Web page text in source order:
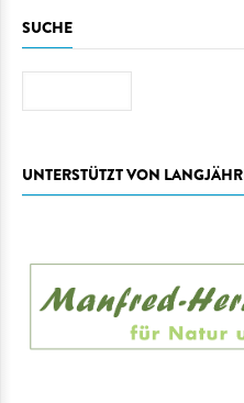
SUCHE
UNTERSTÜTZT VON